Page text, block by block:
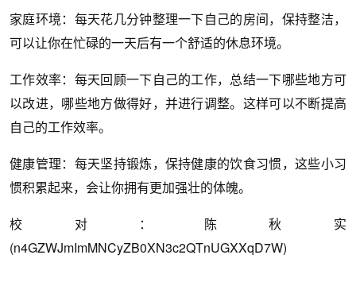
家庭环境：每天花几分钟整理一下自己的房间，保持整洁，
可以让你在忙碌的一天后有一个舒适的休息环境。
工作效率：每天回顾一下自己的工作，总结一下哪些地方可
以改进，哪些地方做得好，并进行调整。这样可以不断提高
自己的工作效率。
健康管理：每天坚持锻炼，保持健康的饮食习惯，这些小习
惯积累起来，会让你拥有更加强壮的体魄。
校对：陈秋实
(n4GZWJmImMNCyZB0XN3c2QTnUGXXqD7W)